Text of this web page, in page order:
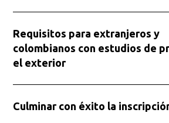
Requisitos para extranjeros y
colombianos con estudios de
el exterior
Culminar con éxito la